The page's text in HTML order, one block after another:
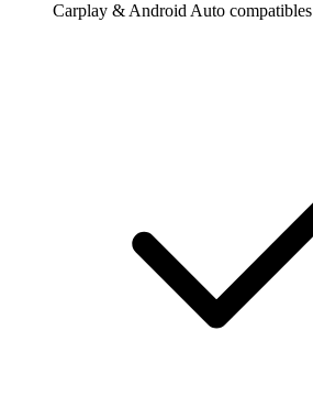
Carplay & Android Auto compatibles